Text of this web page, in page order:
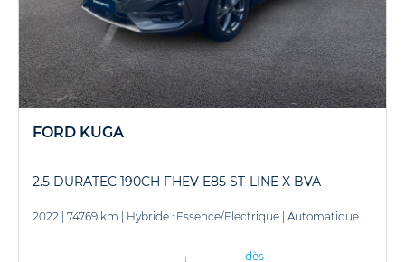
FORD KUGA
2.5 DURATEC 190CH FHEV E85 ST-LINE X BVA
2022 | 74769 km | Hybride : Essence/Electrique | Automatique
dès